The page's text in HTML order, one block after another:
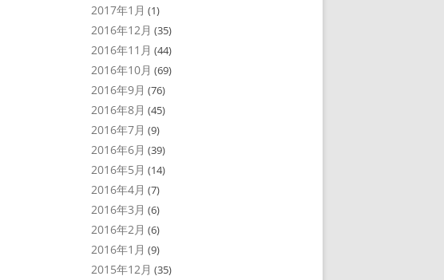
2017年1月 (1)
2016年12月 (35)
2016年11月 (44)
2016年10月 (69)
2016年9月 (76)
2016年8月 (45)
2016年7月 (9)
2016年6月 (39)
2016年5月 (14)
2016年4月 (7)
2016年3月 (6)
2016年2月 (6)
2016年1月 (9)
2015年12月 (35)